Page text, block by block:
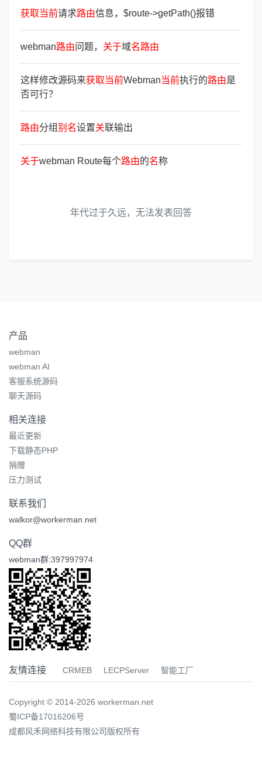
获取当前请求路由信息，$route->getPath()报错
webman路由问题， 关于域名路由
这样修改源码来获取当前Webman当前执行的路由是
否可行？
路由分组别 名设置关联输出
关于webman Route每个路由的名称
年代过于久远，无法发表回答
产品
webman
webman AI
客服系统源码
聊天源码
相关连接
最近更新
下载静态PHP
捐赠
压力测试
联系我们
walkor@workerman.net
QQ群
webman群:397997974
友情连接 CRMEB LECPServer 智能工厂
Copyright © 2014-2026 workerman.net
蜀ICP备17016206号
成都风禾网络科技有限公司版权所有